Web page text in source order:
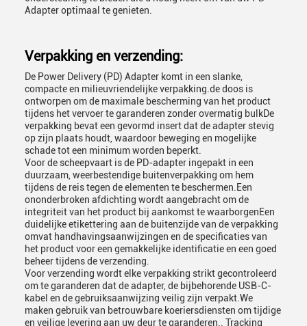
Adapter optimaal te genieten.
Verpakking en verzending:
De Power Delivery (PD) Adapter komt in een slanke,
compacte en milieuvriendelijke verpakking.de doos is
ontworpen om de maximale bescherming van het product
tijdens het vervoer te garanderen zonder overmatig bulkDe
verpakking bevat een gevormd insert dat de adapter stevig
op zijn plaats houdt, waardoor beweging en mogelijke
schade tot een minimum worden beperkt.
Voor de scheepvaart is de PD-adapter ingepakt in een
duurzaam, weerbestendige buitenverpakking om hem
tijdens de reis tegen de elementen te beschermen.Een
ononderbroken afdichting wordt aangebracht om de
integriteit van het product bij aankomst te waarborgenEen
duidelijke etikettering aan de buitenzijde van de verpakking
omvat handhavingsaanwijzingen en de specificaties van
het product voor een gemakkelijke identificatie en een goed
beheer tijdens de verzending.
Voor verzending wordt elke verpakking strikt gecontroleerd
om te garanderen dat de adapter, de bijbehorende USB-C-
kabel en de gebruiksaanwijzing veilig zijn verpakt.We
maken gebruik van betrouwbare koeriersdiensten om tijdige
en veilige levering aan uw deur te garanderen.. Tracking